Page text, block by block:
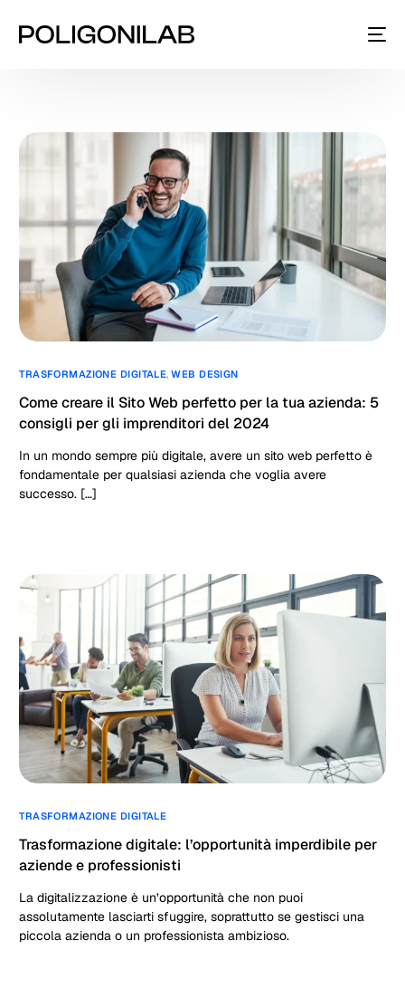
TRASFORMAZIONE DIGITALE,WEB DESIGN
Come creare il Sito Web perfetto per la tua azienda: 5
consigli per gli imprenditori del 2024
In un mondo sempre più digitale, avere un sito web perfetto è
fondamentale per qualsiasi azienda che voglia avere
successo. […]
TRASFORMAZIONE DIGITALE
Trasformazione digitale: l’opportunità imperdibile per
aziende e professionisti
La digitalizzazione è un’opportunità che non puoi
assolutamente lasciarti sfuggire, soprattutto se gestisci una
piccola azienda o un professionista ambizioso.